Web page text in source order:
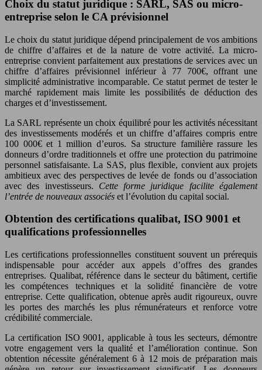
Choix du statut juridique : SARL, SAS ou micro-
entreprise selon le CA prévisionnel
Le choix du statut juridique dépend principalement de vos ambitions
de chiffre d’affaires et de la nature de votre activité. La micro-
entreprise convient parfaitement aux prestations de services avec un
chiffre d’affaires prévisionnel inférieur à 77 700€, offrant une
simplicité administrative incomparable. Ce statut permet de tester le
marché rapidement mais limite les possibilités de déduction des
charges et d’investissement.
La SARL représente un choix équilibré pour les activités nécessitant
des investissements modérés et un chiffre d’affaires compris entre
100 000€ et 1 million d’euros. Sa structure familière rassure les
donneurs d’ordre traditionnels et offre une protection du patrimoine
personnel satisfaisante. La SAS, plus flexible, convient aux projets
ambitieux avec des perspectives de levée de fonds ou d’association
avec des investisseurs. Cette forme juridique facilite également
l’entrée de nouveaux associés et l’évolution du capital social.
Obtention des certifications qualibat, ISO 9001 et
qualifications professionnelles
Les certifications professionnelles constituent souvent un prérequis
indispensable pour accéder aux appels d’offres des grandes
entreprises. Qualibat, référence dans le secteur du bâtiment, certifie
les compétences techniques et la solidité financière de votre
entreprise. Cette qualification, obtenue après audit rigoureux, ouvre
les portes des marchés les plus rémunérateurs et renforce votre
crédibilité commerciale.
La certification ISO 9001, applicable à tous les secteurs, démontre
votre engagement vers la qualité et l’amélioration continue. Son
obtention nécessite généralement 6 à 12 mois de préparation mais